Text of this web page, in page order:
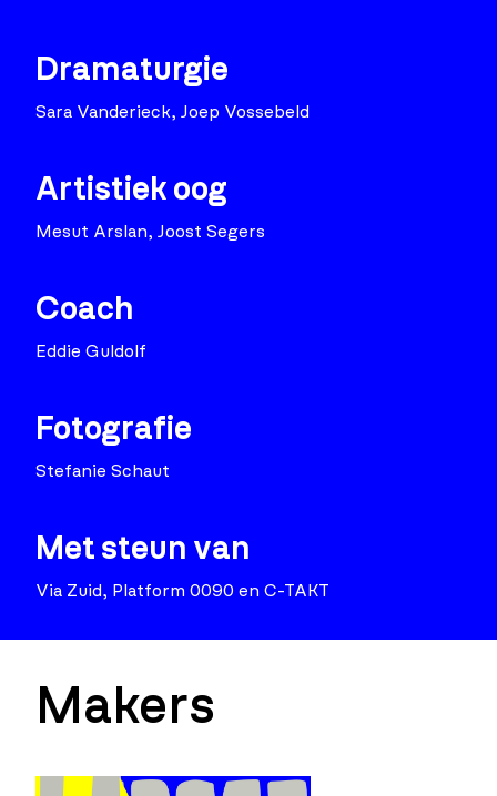
Dramaturgie
Sara Vanderieck, Joep Vossebeld
Artistiek oog
Mesut Arslan, Joost Segers
Coach
Eddie Guldolf
Fotografie
Stefanie Schaut
Met steun van
Via Zuid, Platform 0090 en C-TAKT
Makers